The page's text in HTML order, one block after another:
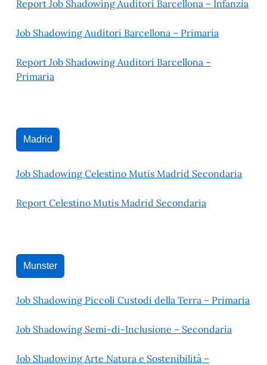
Report Job Shadowing Auditori Barcellona – Infanzia
Job Shadowing Auditori Barcellona – Primaria
Report Job Shadowing Auditori Barcellona –
Primaria
Madrid
Job Shadowing Celestino Mutis Madrid Secondaria
Report Celestino Mutis Madrid Secondaria
Munster
Job Shadowing Piccoli Custodi della Terra – Primaria
Job Shadowing Semi-di-Inclusione – Secondaria
Job Shadowing Arte Natura e Sostenibilità –